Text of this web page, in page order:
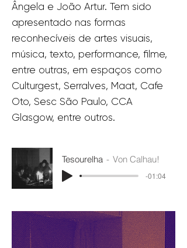
Ângela e João Artur. Tem sido
apresentado nas formas
reconhecíveis de artes visuais,
música, texto, performance, filme,
entre outras, em espaços como
Culturgest, Serralves, Maat, Cafe
Oto, Sesc São Paulo, CCA
Glasgow, entre outros.
Tesourelha Von Calhau!
-01:04